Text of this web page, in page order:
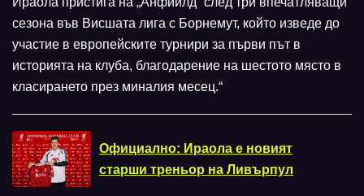
сезона във Висшата лига с Борнемут, който изведе до
участие в европейските турнири за първи път в
историята на клуба, благодарение на шестото място в
класирането през миналия месец.“
Официално: Ираола е новият
старши треньор на Ливърпул